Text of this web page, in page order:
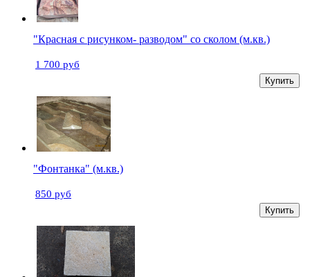
"Красная с рисунком- разводом" со сколом (м.кв.)
1 700 руб
Купить
"Фонтанка" (м.кв.)
850 руб
Купить